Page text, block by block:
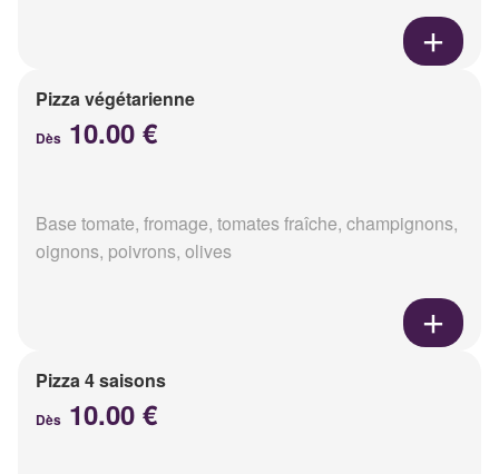
Pizza végétarienne
Dès 10.00 €
Base tomate, fromage, tomates fraîche, champignons,
oignons, poivrons, olives
Pizza 4 saisons
Dès 10.00 €